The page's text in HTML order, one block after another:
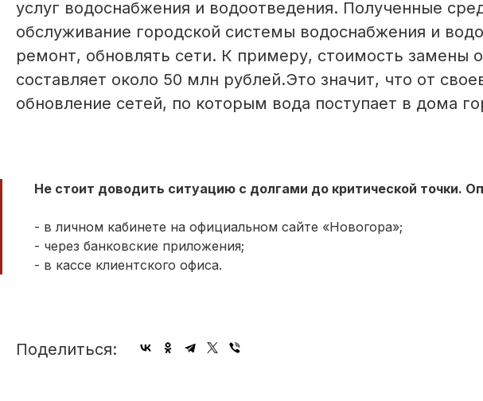
услуг водоснабжения и водоотведения. Полученные
обслуживание городской системы водоснабжения и
ремонт, обновлять сети. К примеру, стоимость замены
составляет около 50 млн рублей.Это значит, что от
обновление сетей, по которым вода поступает в дома
Не стоит доводить ситуацию с долгами до критической точки.
- в личном кабинете на официальном сайте «Новогора»;
- через банковские приложения;
- в кассе клиентского офиса.
Поделиться: